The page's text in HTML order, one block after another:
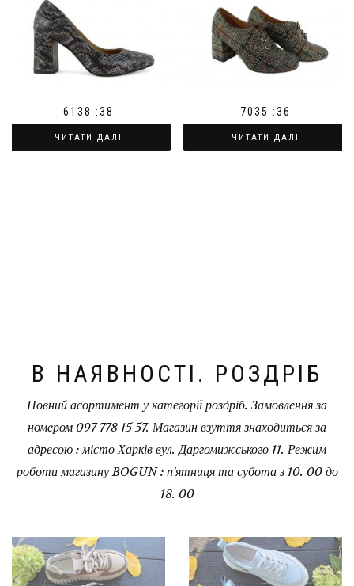
6138 :38
ЧИТАТИ ДАЛІ
7035 :36
ЧИТАТИ ДАЛІ
В НАЯВНОСТІ. РОЗДРІБ
Повний асортимент у категорії роздріб. Замовлення за
номером 097 778 15 57. Магазин взуття знаходиться за
адресою : місто Харків вул. Даргомижського 11. Режим
роботи магазину BOGUN : п'ятниця та субота з 10. 00 до
18. 00